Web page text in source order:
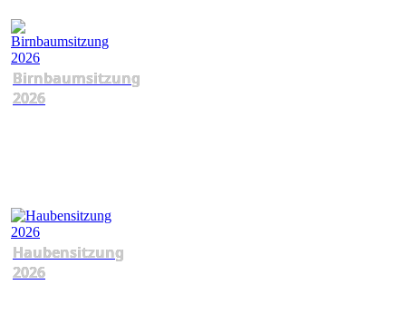
Birnbaumsitzung
2026
Haubensitzung
2026